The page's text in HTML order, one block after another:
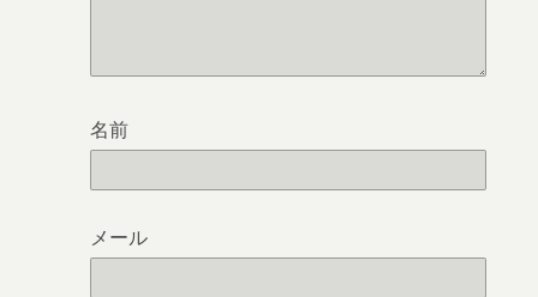
名前
メール